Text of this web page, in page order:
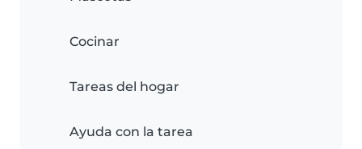
Cocinar
Tareas del hogar
Ayuda con la tarea